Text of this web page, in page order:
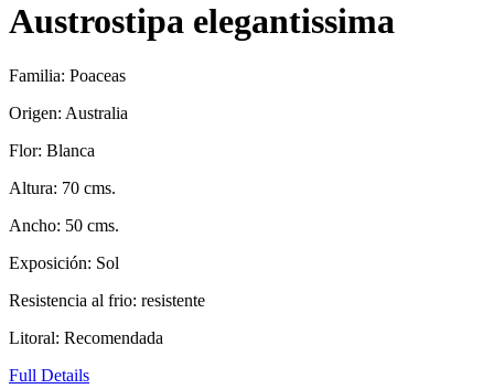
Austrostipa elegantissima
Familia: Poaceas
Origen: Australia
Flor: Blanca
Altura: 70 cms.
Ancho: 50 cms.
Exposición: Sol
Resistencia al frio: resistente
Litoral: Recomendada
Full Details